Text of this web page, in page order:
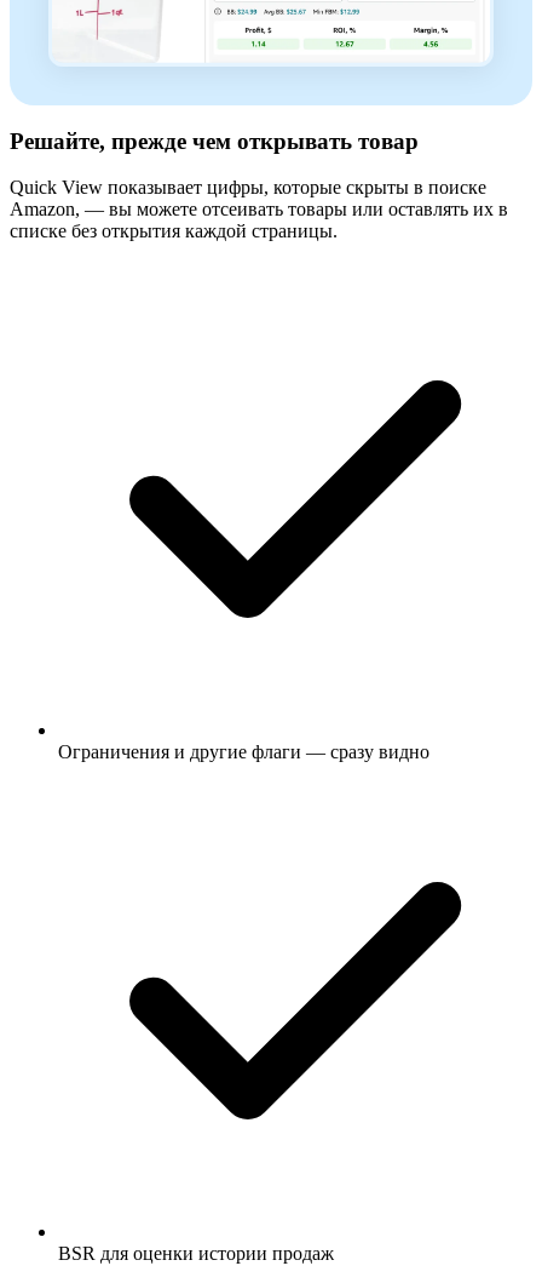
Решайте, прежде чем открывать товар
Quick View показывает цифры, которые скрыты в поиске
Amazon, — вы можете отсеивать товары или оставлять их в
списке без открытия каждой страницы.
Ограничения и другие флаги — сразу видно
BSR для оценки истории продаж